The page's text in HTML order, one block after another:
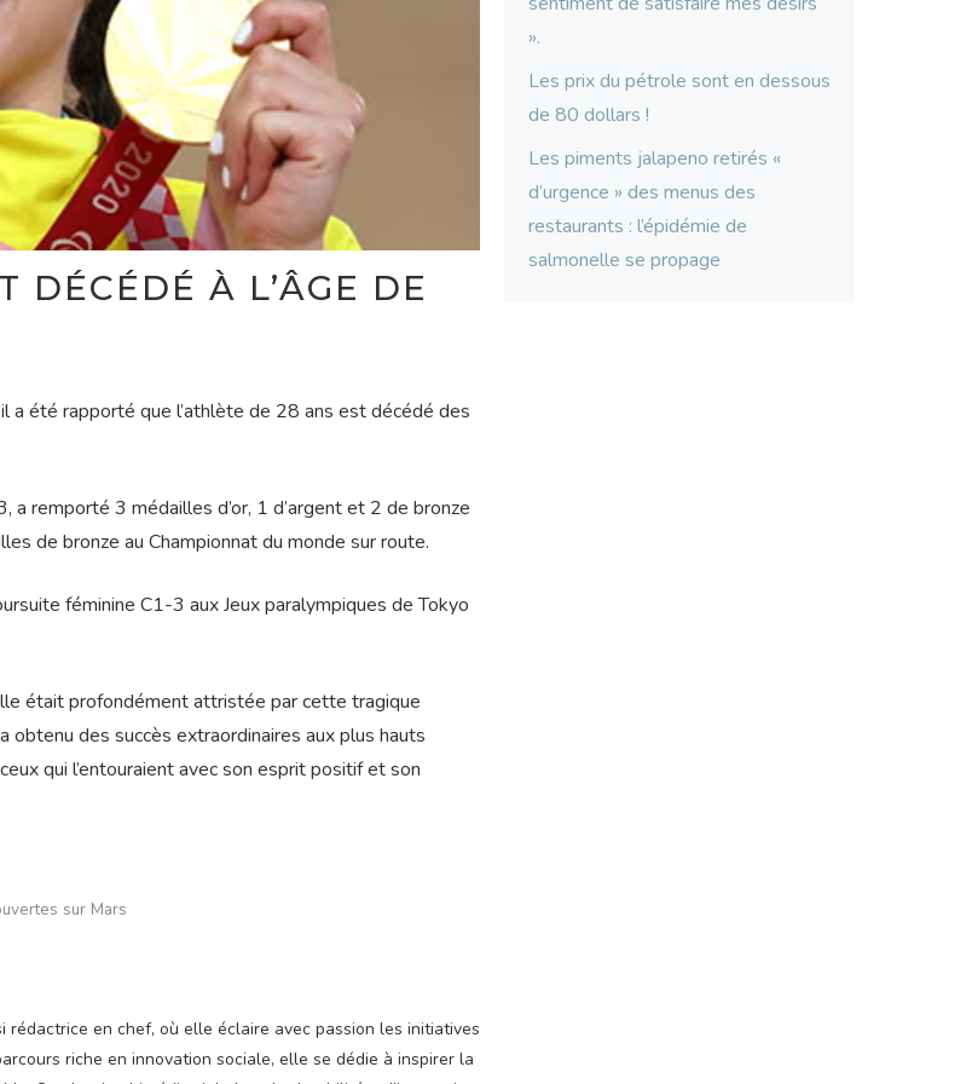
DÉCÉDÉ À L’ÂGE DE
a été rapporté que l’athlète de 28 ans est décédé des
remporté 3 médailles d’or, 1 d’argent et 2 de bronze
de bronze au Championnat du monde sur route.
féminine C1-3 aux Jeux paralympiques de Tokyo
était profondément attristée par cette tragique
des succès extraordinaires aux plus hauts
qui l’entouraient avec son esprit positif et son
sur Mars
en chef, où elle éclaire avec passion les initiatives
riche en innovation sociale, elle se dédie à inspirer la
».
Les prix du pétrole sont en dessous
de 80 dollars !
Les piments jalapeno retirés «
d’urgence » des menus des
restaurants : l’épidémie de
salmonelle se propage